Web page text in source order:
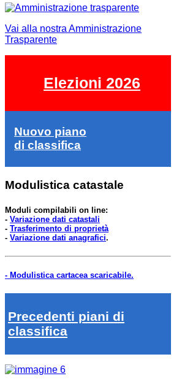
Vai alla nostra Amministrazione
Trasparente
Elezioni 2026
Nuovo piano
di classifica
Modulistica catastale
Moduli compilabili on line:
- Variazione dati catastali
- Trasferimento di proprietà
- Variazione dati anagrafici.
- Modulistica cartacea scaricabile.
Precedenti piani di
classifica